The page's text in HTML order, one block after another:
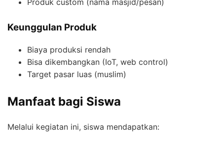
Produk custom (nama masjid/pesan)
Keunggulan Produk
Biaya produksi rendah
Bisa dikembangkan (IoT, web control)
Target pasar luas (muslim)
Manfaat bagi Siswa
Melalui kegiatan ini, siswa mendapatkan: